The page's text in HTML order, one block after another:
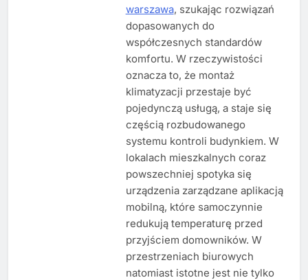
warszawa, szukając rozwiązań
dopasowanych do
współczesnych standardów
komfortu. W rzeczywistości
oznacza to, że montaż
klimatyzacji przestaje być
pojedynczą usługą, a staje się
częścią rozbudowanego
systemu kontroli budynkiem. W
lokalach mieszkalnych coraz
powszechniej spotyka się
urządzenia zarządzane aplikacją
mobilną, które samoczynnie
redukują temperaturę przed
przyjściem domowników. W
przestrzeniach biurowych
natomiast istotne jest nie tylko